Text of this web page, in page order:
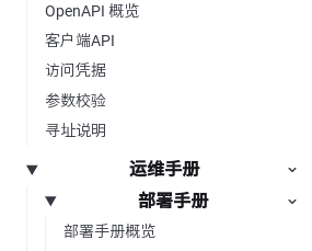
OpenAPI 概览
客户端API
访问凭据
参数校验
寻址说明
运维手册
部署手册
部署手册概览